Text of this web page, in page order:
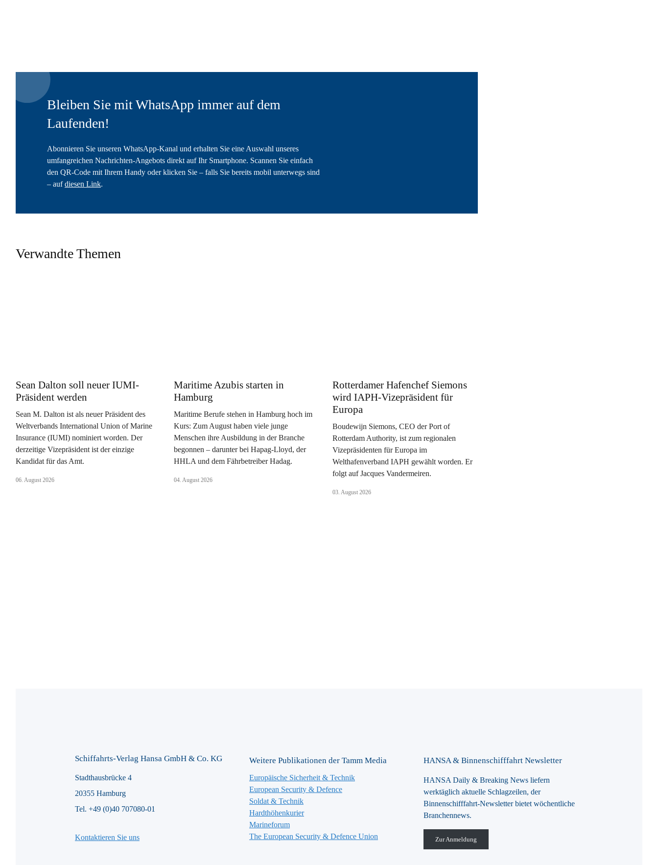
Bleiben Sie mit WhatsApp immer auf dem
Laufenden!
Abonnieren Sie unseren WhatsApp-Kanal und erhalten Sie eine Auswahl unseres
umfangreichen Nachrichten-Angebots direkt auf Ihr Smartphone. Scannen Sie einfach
den QR-Code mit Ihrem Handy oder klicken Sie – falls Sie bereits mobil unterwegs sind
– aufdiesen Link.
Verwandte Themen
Sean Dalton soll neuer IUMI-
Präsident werden
Sean M. Dalton ist als neuer Präsident des
Weltverbands International Union of Marine
Insurance (IUMI) nominiert worden. Der
derzeitige Vizepräsident ist der einzige
Kandidat für das Amt.
06. August 2026
Maritime Azubis starten in
Hamburg
Maritime Berufe stehen in Hamburg hoch im
Kurs: Zum August haben viele junge
Menschen ihre Ausbildung in der Branche
begonnen – darunter bei Hapag-Lloyd, der
HHLA und dem Fährbetreiber Hadag.
04. August 2026
Rotterdamer Hafenchef Siemons
wird IAPH-Vizepräsident für
Europa
Boudewijn Siemons, CEO der Port of
Rotterdam Authority, ist zum regionalen
Vizepräsidenten für Europa im
Welthafenverband IAPH gewählt worden. Er
folgt auf Jacques Vandermeiren.
03. August 2026
Schiffahrts-Verlag Hansa GmbH & Co. KG
Stadthausbrücke 4
20355 Hamburg
Tel. +49 (0)40 707080-01
Kontaktieren Sie uns
Weitere Publikationen der Tamm Media
Europäische Sicherheit & Technik
European Security & Defence
Soldat & Technik
Hardthöhenkurier
Marineforum
The European Security & Defence Union
HANSA & Binnenschifffahrt Newsletter
HANSA Daily & Breaking News liefern
werktäglich aktuelle Schlagzeilen, der
Binnenschifffahrt-Newsletter bietet wöchentliche
Branchennews.
Zur Anmeldung